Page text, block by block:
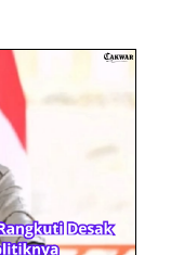
Baterai Apple Watch Cepat Boros? Ini Penyebab dan Cara Mengatasinya
HP Huawei Cepat Panas? Ini Penyebab Utama dan Cara Mengatasinya
HP Realme Kena Air Tidak Bisa Dicas? Jangan Langsung Charge, Ini Solusinya
Eks Jampidsus Febrie Adriansyah Tersangka Korupsi Asabri Tapi Masih Terima Gaji: Mengapa Begitu?